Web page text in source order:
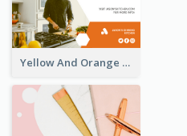
Yellow And Orange Kitchen Photo Cooking Class Facebook Post